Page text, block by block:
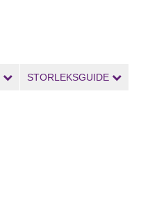
STORLEKSGUIDE